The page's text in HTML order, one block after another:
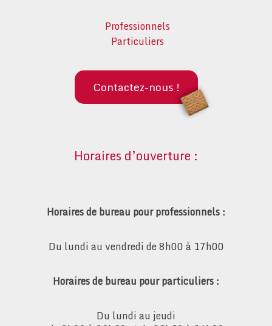
Professionnels
Particuliers
Contactez-nous !
Horaires d’ouverture :
Horaires de bureau pour professionnels :
Du lundi au vendredi de 8h00 à 17h00
Horaires de bureau pour particuliers :
Du lundi au jeudi